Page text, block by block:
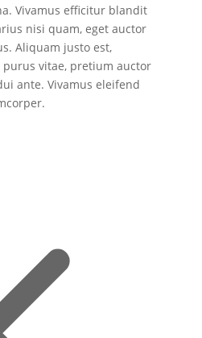
Vivamus efficitur blandit
nisi quam, eget auctor
Aliquam justo est,
vitae, pretium auctor
ante. Vivamus eleifend